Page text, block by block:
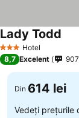
3 SteleHotel
Lady Todd
8,7 Excelent 907
Din 614 lei
Vedeți prețurile